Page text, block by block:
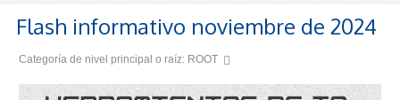
Flash informativo noviembre de 2024
Categoría de nivel principal o raíz: ROOT